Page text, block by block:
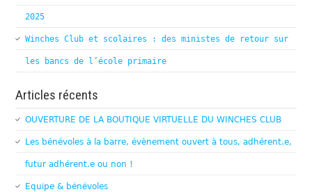
2025
Winches Club et scolaires : des ministes de retour sur
les bancs de l’école primaire
Articles récents
OUVERTURE DE LA BOUTIQUE VIRTUELLE DU WINCHES CLUB
Les bénévoles à la barre, évènement ouvert à tous, adhérent.e,
futur adhérent.e ou non !
Equipe & bénévoles